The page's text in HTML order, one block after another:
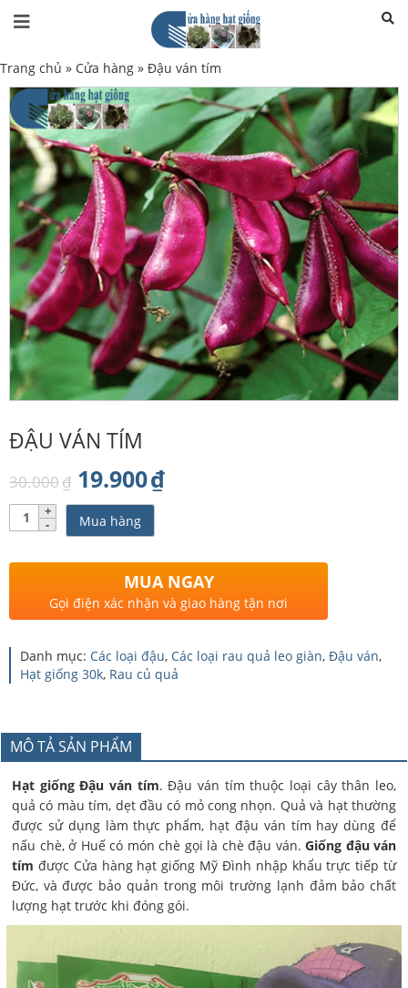
Trang chủ » Cửa hàng » Đậu ván tím
ĐẬU VÁN TÍM
30.000₫ Giá
gốc
là:
30.000₫.
19.900₫Giá
là:
19.900₫.
Số
lượng
Mua hàng
MUA NGAY
Gọi điện xác nhận và giao hàng tận nơi
Danh mục: Các loại đậu, Các loại rau quả leo giàn, Đậu ván,
Hạt giống 30k, Rau củ quả
MÔ TẢ SẢN PHẨM
Hạt giống Đậu ván tím. Đậu ván tím thuộc loại cây thân leo,
quả có màu tím, dẹt đầu có mỏ cong nhọn. Quả và hạt thường
được sử dụng làm thực phẩm, hạt đậu ván tím hay dùng để
nấu chè, ở Huế có món chè gọi là chè đậu ván. Giống đậu ván
tím được Cửa hàng hạt giống Mỹ Đình nhập khẩu trực tiếp từ
Đức, và được bảo quản trong môi trường lạnh đảm bảo chất
lượng hạt trước khi đóng gói.